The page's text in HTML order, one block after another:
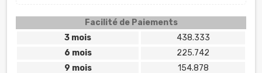
Facilité de Paiements
3 mois
438.333
6 mois
225.742
9 mois
154.878